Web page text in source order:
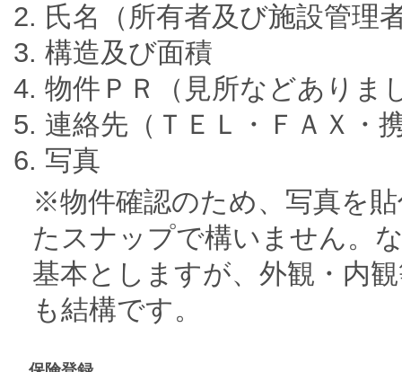
氏名（所有者及び施設管理
構造及び面積
物件ＰＲ（見所などありま
連絡先（ＴＥＬ・ＦＡＸ・
写真
※物件確認のため、写真を
たスナップで構いません。
基本としますが、外観・内
も結構です。